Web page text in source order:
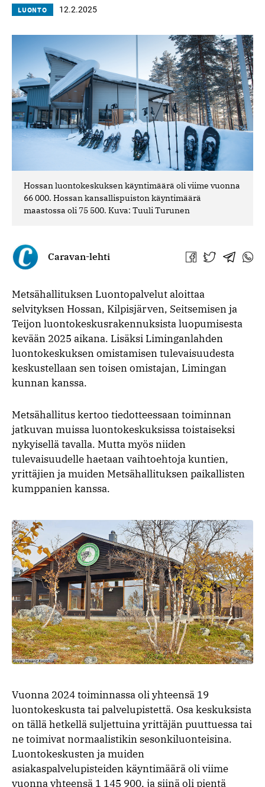
LUONTO 12.2.2025
Hossan luontokeskuksen käyntimäärä oli viime vuonna
66 000. Hossan kansallispuiston käyntimäärä
maastossa oli 75 500. Kuva: Tuuli Turunen
Caravan-lehti
Jaa Jaa Jaa Jaa
Metsähallituksen Luontopalvelut aloittaa
selvityksen Hossan, Kilpisjärven, Seitsemisen ja
Teijon luontokeskusrakennuksista luopumisesta
kevään 2025 aikana. Lisäksi Liminganlahden
luontokeskuksen omistamisen tulevaisuudesta
keskustellaan sen toisen omistajan, Limingan
kunnan kanssa.
Metsähallitus kertoo tiedotteessaan toiminnan
jatkuvan muissa luontokeskuksissa toistaiseksi
nykyisellä tavalla. Mutta myös niiden
tulevaisuudelle haetaan vaihtoehtoja kuntien,
yrittäjien ja muiden Metsähallituksen paikallisten
kumppanien kanssa.
Vuonna 2024 toiminnassa oli yhteensä 19
luontokeskusta tai palvelupistettä. Osa keskuksista
on tällä hetkellä suljettuina yrittäjän puuttuessa tai
ne toimivat normaalistikin sesonkiluonteisina.
Luontokeskusten ja muiden
asiakaspalvelupisteiden käyntimäärä oli viime
vuonna yhteensä 1 145 900, ja siinä oli pientä